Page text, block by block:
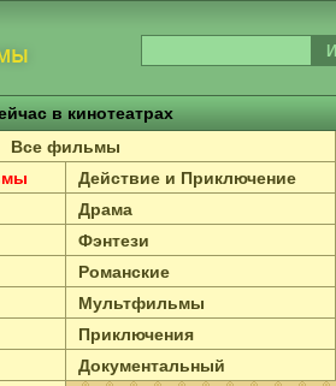
в кинотеатрах
Все фильмы
Действие и Приключение
Драма
Фэнтези
Романские
Мультфильмы
Приключения
Документальный